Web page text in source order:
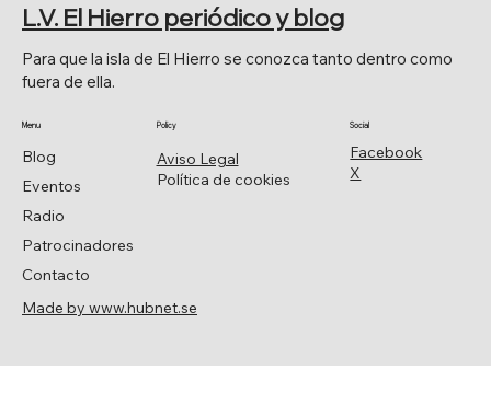
FRONTERA 2026
Facebook
X
Social
Aviso Legal
Política de cookies
Policy
Blog
Eventos
Radio
Patrocinadores
Contacto
Menu
Para que la isla de El Hierro se conozca tanto dentro como
fuera de ella.
L.V. El Hierro periódico y blog
Made by www.hubnet.se